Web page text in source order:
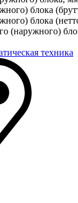
блока
блока
(наружного)